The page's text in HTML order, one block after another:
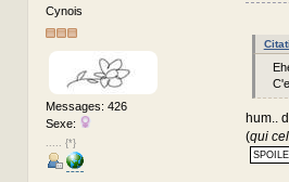
Cynois
Messages: 426
Sexe:
..... {*}
hum..
(qui